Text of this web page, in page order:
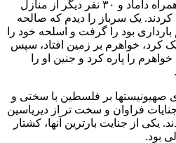
تروریست‌ها یک عروس را به همراه داماد و ۳۰ نفر دیگر از منازل
کردند. یک سرباز را دیدم که صالحه
بود را گرفت و اسلحه خود را
خواهرم بر زمین افتاد، سپس
را پاره کرد و جنین او را
صهیونیستها بر فلسطین با سختی و
فراوان و سخت تر از دیریاسین
یکی از جنایت بارترین آنها، کشتار
بود.